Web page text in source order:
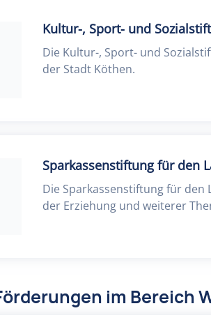
Kultur-, Sport- und
Die Kultur-, Sport- und
der Stadt Köthen.
Sparkassenstiftung für den
Die Sparkassenstiftung für
der Erziehung und weiterer
im Bereich